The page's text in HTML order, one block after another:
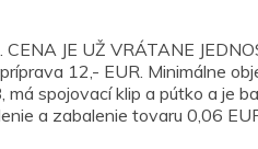
JE UŽ VRÁTANE
12,- EUR. Minimálne
spojovací klip a pútko a je
a zabalenie tovaru 0,06